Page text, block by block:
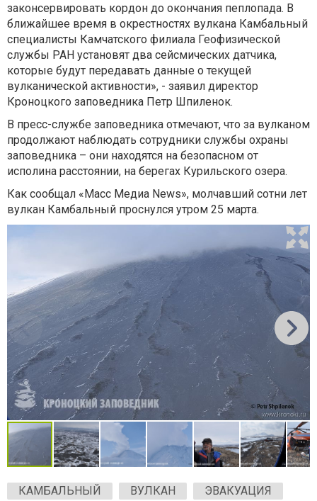
законсервировать кордон до окончания пеплопада. В
ближайшее время в окрестностях вулкана Камбальный
специалисты Камчатского филиала Геофизической
службы РАН установят два сейсмических датчика,
которые будут передавать данные о текущей
вулканической активности», - заявил директор
Кроноцкого заповедника Петр Шпиленок.
В пресс-службе заповедника отмечают, что за вулканом
продолжают наблюдать сотрудники службы охраны
заповедника – они находятся на безопасном от
исполина расстоянии, на берегах Курильского озера.
Как сообщал «Масс Медиа News», молчавший сотни лет
вулкан Камбальный проснулся утром 25 марта.
КАМБАЛЬНЫЙ ВУЛКАН ЭВАКУАЦИЯ